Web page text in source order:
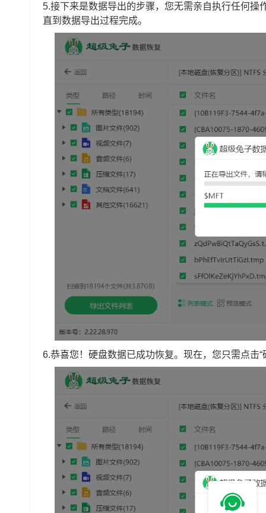
5.接下来是数据导出的步骤，您无需亲自执行任何
直到数据导出过程完成。
6.恭喜您！硬盘数据已成功恢复。现在，您只需点击